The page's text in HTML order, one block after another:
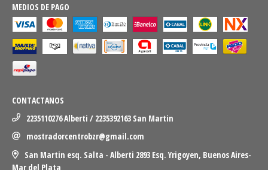
MEDIOS DE PAGO
CONTACTANOS
2235110276 Alberti / 2235392163 San Martin
mostradorcentrobzr@gmail.com
San Martin esq. Salta - Alberti 2893 Esq. Yrigoyen, Buenos Aires-
Mar del Plata